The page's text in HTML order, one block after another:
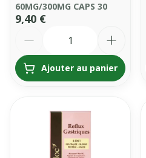
60MG/300MG CAPS 30
9,40 €
Ajouter au panier